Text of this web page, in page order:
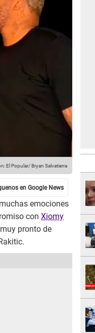
El Popular/ Bryan Salvatierra
emociones
con Xiomy
pronto de